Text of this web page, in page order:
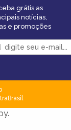
grátis as
notícias,
e promoções